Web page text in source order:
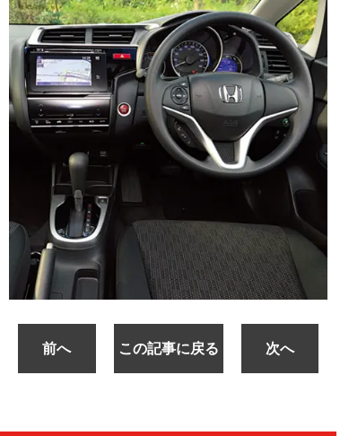
前へ この記事に戻る 次へ